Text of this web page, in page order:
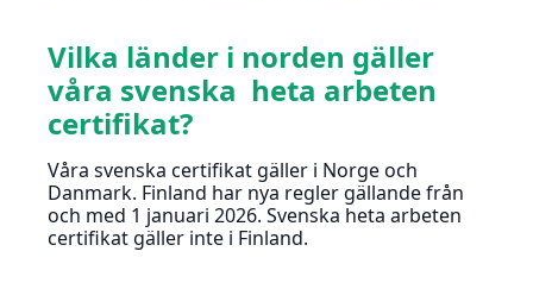
Vilka länder i norden gäller
våra svenska heta arbeten
certifikat?
Våra svenska certifikat gäller i Norge och
Danmark. Finland har nya regler gällande från
och med 1 januari 2026. Svenska heta arbeten
certifikat gäller inte i Finland.